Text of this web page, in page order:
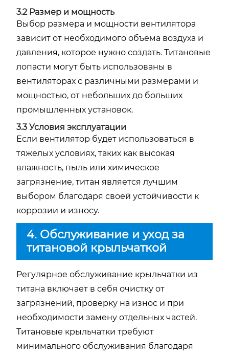
3.2 Размер и мощность
Выбор размера и мощности вентилятора
зависит от необходимого объема воздуха и
давления, которое нужно создать. Титановые
лопасти могут быть использованы в
вентиляторах с различными размерами и
мощностью, от небольших до больших
промышленных установок.
3.3 Условия эксплуатации
Если вентилятор будет использоваться в
тяжелых условиях, таких как высокая
влажность, пыль или химическое
загрязнение, титан является лучшим
выбором благодаря своей устойчивости к
коррозии и износу.
4. Обслуживание и уход за
титановой крыльчаткой
Регулярное обслуживание крыльчатки из
титана включает в себя очистку от
загрязнений, проверку на износ и при
необходимости замену отдельных частей.
Титановые крыльчатки требуют
минимального обслуживания благодаря